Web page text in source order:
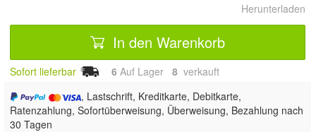
Herunterladen
In den Warenkorb
Sofort lieferbar 6 Auf Lager 8 verkauft
, Lastschrift, Kreditkarte, Debitkarte,
Ratenzahlung, Sofortüberweisung, Überweisung, Bezahlung nach
30 Tagen